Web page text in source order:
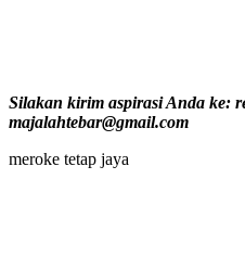
Silakan kirim aspirasi Anda ke:
majalahtebar@gmail.com
meroke tetap jaya